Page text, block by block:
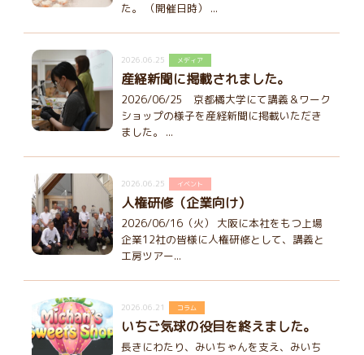
た。 （開催日時） ...
2026.06.25 メディア
産経新聞に掲載されました。
2026/06/25 京都橘大学にて講義＆ワーク
ショップの様子を産経新聞に掲載いただき
ました。 ...
2026.06.25 イベント
人権研修（企業向け）
2026/06/16（火） 大阪に本社をもつ上場
企業12社の皆様に人権研修として、講義と
工房ツアー...
2026.06.21 コラム
いちご気球の役目を終えました。
長きにわたり、みいちゃんを支え、みいち